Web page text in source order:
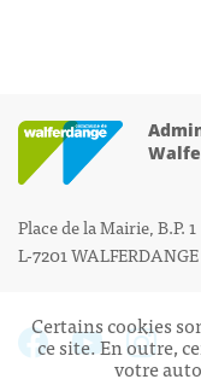
Place de la Mairie, B.P. 1
L-7201 WALFERDANGE
Certains cookies
ce site. En outre,
votre